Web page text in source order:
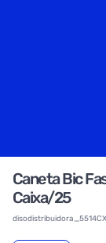
Caneta Bic
Caixa/25
disodistribuidora_5514CX